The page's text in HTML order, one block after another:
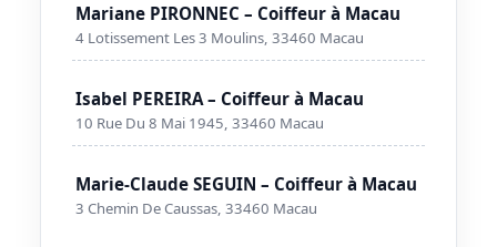
Mariane PIRONNEC – Coiffeur à Macau
4 Lotissement Les 3 Moulins, 33460 Macau
Isabel PEREIRA – Coiffeur à Macau
10 Rue Du 8 Mai 1945, 33460 Macau
Marie-Claude SEGUIN – Coiffeur à Macau
3 Chemin De Caussas, 33460 Macau